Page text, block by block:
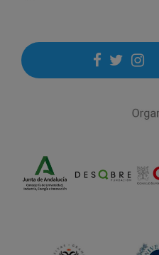
facebook
twitter
instagram